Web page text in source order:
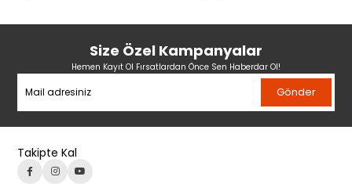
Size Özel Kampanyalar
Hemen Kayıt Ol Fırsatlardan Önce Sen Haberdar Ol!
Gönder
Takipte Kal